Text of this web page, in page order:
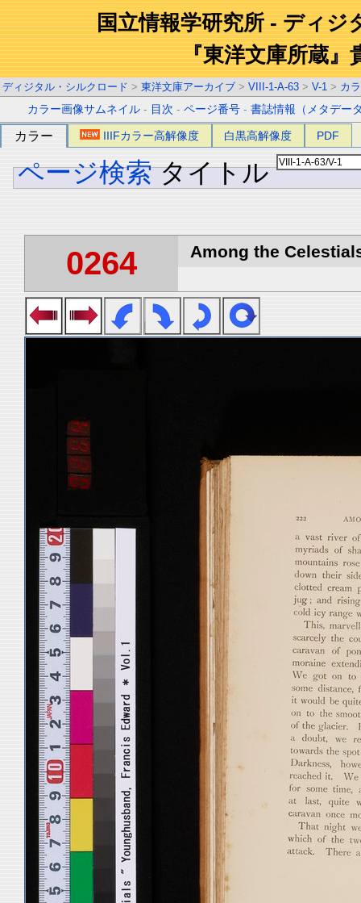
国立情報学研究所 - ディジ
『東洋文庫所蔵』
ディジタル・シルクロード > 東洋文庫アーカイブ > VIII-1-A-63 > V-1 > カ
カラー画像サムネイル - 目次 -ページ番号 -書誌情報（メタデー
カラー IIIFカラー高解像度 白黒高解像度 PDF
ページ検索 タイトル
0264 Among the